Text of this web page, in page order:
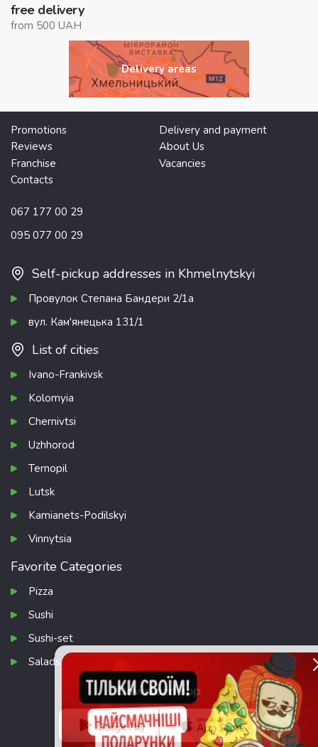
free delivery
from 500 UAH
Delivery areas
Promotions
Delivery and payment
Reviews
About Us
Franchise
Vacancies
Contacts
067 177 00 29
095 077 00 29
Self-pickup addresses in Khmelnytskyi
Провулок Степана Бандери 2/1а
вул. Кам'янецька 131/1
List of cities
Ivano-Frankivsk
Kolomyia
Chernivtsi
Uzhhorod
Ternopil
Lutsk
Kamianets-Podilskyi
Vinnytsia
Favorite Categories
Pizza
Sushi
Sushi-set
Salads
Download app
КНОПКА
ЗВ'ЯЗКУ